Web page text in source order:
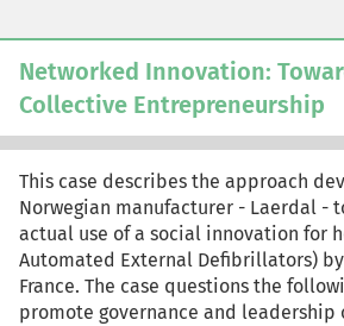
Networked Innovation:
Collective Entrepreneurship
This case describes the approach
Norwegian manufacturer - Laerdal -
actual use of a social innovation for
Automated External Defibrillators)
France. The case questions the
promote governance and leadership